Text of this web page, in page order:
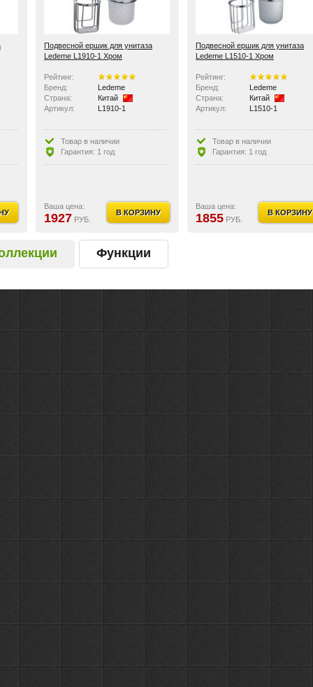
Подвесной ершик для унитаза
Ledeme L1910-1 Хром
Рейтинг:
Бренд:
Ledeme
Страна:
Китай
Артикул:
L1910-1
Товар в наличии
Гарантия: 1 год
Ваша цена:
1927 РУБ.
В КОРЗИНУ
Подвесной ершик для унитаза
Ledeme L1510-1 Хром
Рейтинг:
Бренд:
Ledeme
Страна:
Китай
Артикул:
L1510-1
Товар в наличии
Гарантия: 1 год
Ваша цена:
1855 РУБ.
В КОРЗИНУ
Функции